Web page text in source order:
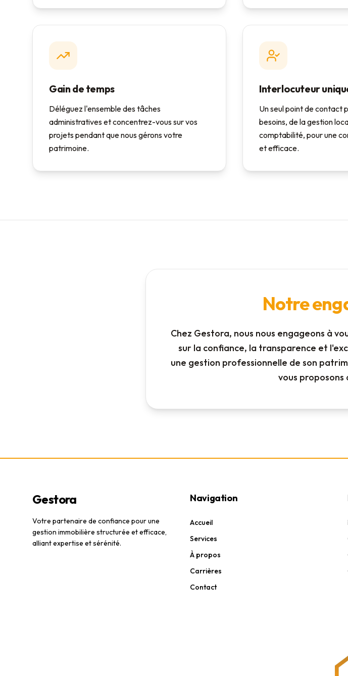
Gain de temps
Déléguez l'ensemble des tâches
administratives et concentrez-vous sur vos
projets pendant que nous gérons votre
patrimoine.
Interlocuteur
Un seul point de contact
besoins, de la gestion
comptabilité, pour une
et efficace.
Notre
Chez Gestora, nous nous engageons à
sur la confiance, la transparence et
une gestion professionnelle de son
vous proposons
Gestora
Votre partenaire de confiance pour une
gestion immobilière structurée et efficace,
alliant expertise et sérénité.
Navigation
Accueil
Services
À propos
Carrières
Contact